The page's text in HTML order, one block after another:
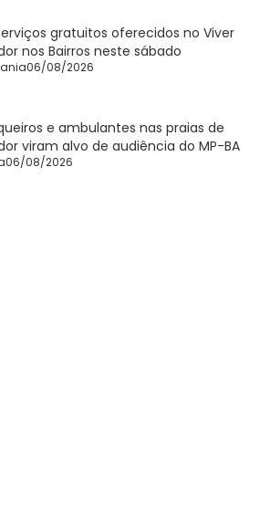
gratuitos oferecidos no Viver
nos Bairros neste sábado
06/08/2026
e ambulantes nas praias de
viram alvo de audiência do MP-BA
06/08/2026